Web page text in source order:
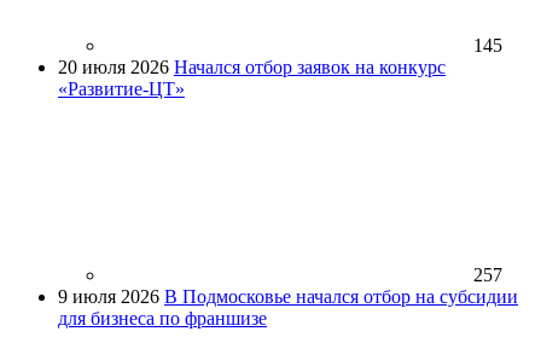
145
20 июля 2026 Начался отбор заявок на конкурс
«Развитие-ЦТ»
257
9 июля 2026 В Подмосковье начался отбор на субсидии
для бизнеса по франшизе